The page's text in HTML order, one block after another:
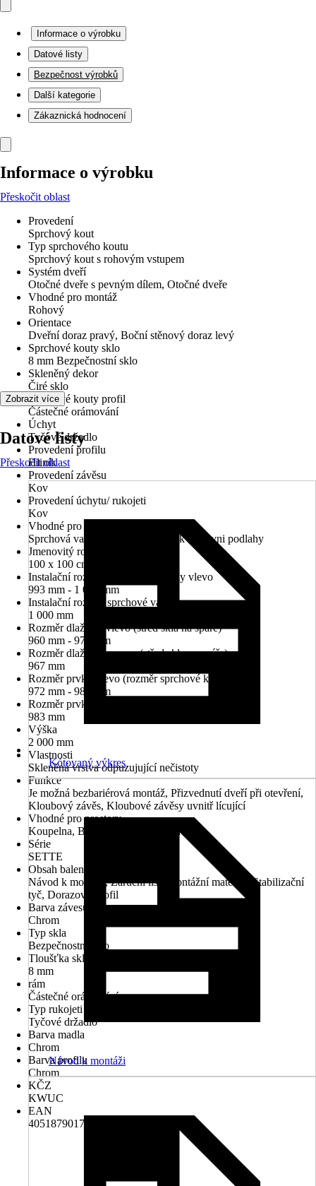
Informace o výrobku
Datové listy
Bezpečnost výrobků
Další kategorie
Zákaznická hodnocení
Informace o výrobku
Přeskočit oblast
Provedení
Sprchový kout
Typ sprchového koutu
Sprchový kout s rohovým vstupem
Systém dveří
Otočné dveře s pevným dílem, Otočné dveře
Vhodné pro montáž
Rohový
Orientace
Dveřní doraz pravý, Boční stěnový doraz levý
Sprchové kouty sklo
8 mm Bezpečnostní sklo
Skleněný dekor
Čiré sklo
Sprchové kouty profil
Částečné orámování
Úchyt
Tyčové držadlo
Provedení profilu
Hliník
Provedení závěsu
Kov
Provedení úchytu/ rukojeti
Kov
Vhodné pro
Sprchová vanička, Sprchový prvek v úrovni podlahy
Jmenovitý rozměr v cm
100 x 100 cm
Instalační rozměr sprchové vaničky vlevo
993 mm - 1 007 mm
Instalační rozměr sprchové vaničky vpravo
1 000 mm
Rozměr dlaždice vlevo (střed skla na spáře)
960 mm - 974 mm
Rozměr dlaždice vpravo (střed skla na spáře)
967 mm
Rozměr prvku vlevo (rozměr sprchové kabiny)
972 mm - 986 mm
Rozměr prvku vpravo (rozměr sprchové kabiny)
983 mm
Výška
2 000 mm
Vlastnosti
Skleněná vrstva odpuzujující nečistoty
Funkce
Je možná bezbariérová montáž, Přizvednutí dveří při otevření,
Kloubový závěs, Kloubové závěsy uvnitř lícující
Vhodné pro prostory
Koupelna, Bezbariérová koupelna
Série
SETTE
Obsah balení
Návod k montáži, Záruční list, Montážní materiál, Stabilizační
tyč, Dorazový profil
Barva závesu
Chrom
Typ skla
Bezpečnostní sklo
Tloušťka skla
8 mm
rám
Částečné orámování
Typ rukojeti
Tyčové držadlo
Barva madla
Chrom
Barva profilu
Chrom
KČZ
KWUC
EAN
4051879017732
Zobrazit více
Datové listy
Přeskočit oblast
Kótovaný výkres
Návod k montáži